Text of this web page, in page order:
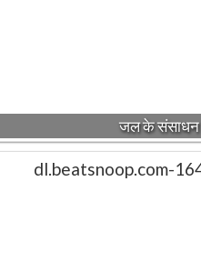
जल के संसाधन